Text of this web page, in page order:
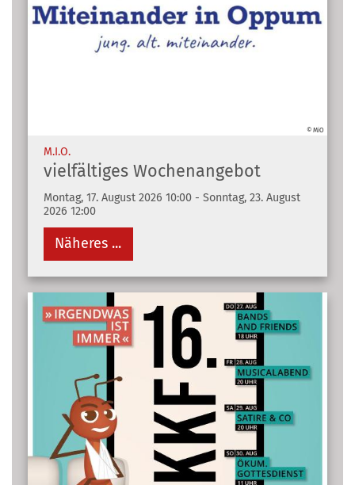
© MiO
M.I.O.:
vielfältiges Wochenangebot
Montag, 17. August 2026 10:00 - Sonntag, 23. August
2026 12:00
Näheres ...